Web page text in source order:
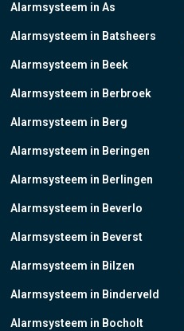
Alarmsysteem in As
Alarmsysteem in Batsheers
Alarmsysteem in Beek
Alarmsysteem in Berbroek
Alarmsysteem in Berg
Alarmsysteem in Beringen
Alarmsysteem in Berlingen
Alarmsysteem in Beverlo
Alarmsysteem in Beverst
Alarmsysteem in Bilzen
Alarmsysteem in Binderveld
Alarmsysteem in Bocholt